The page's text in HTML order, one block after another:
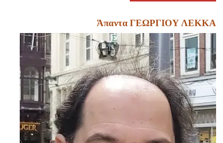
Άπαντα ΓΕΩΡΓΙΟΥ ΛΕΚΚΑ